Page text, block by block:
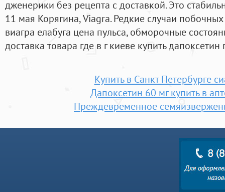
дженерики без рецепта с доставкой. Это
11 мая Корягина, Viagra. Редкие случаи
виагра елабуга цена пульса, обморочные
доставка товара где в г киеве купить
Купить в Санкт Петербурге
Дапоксетин 60 мг купить в
Преждевременное